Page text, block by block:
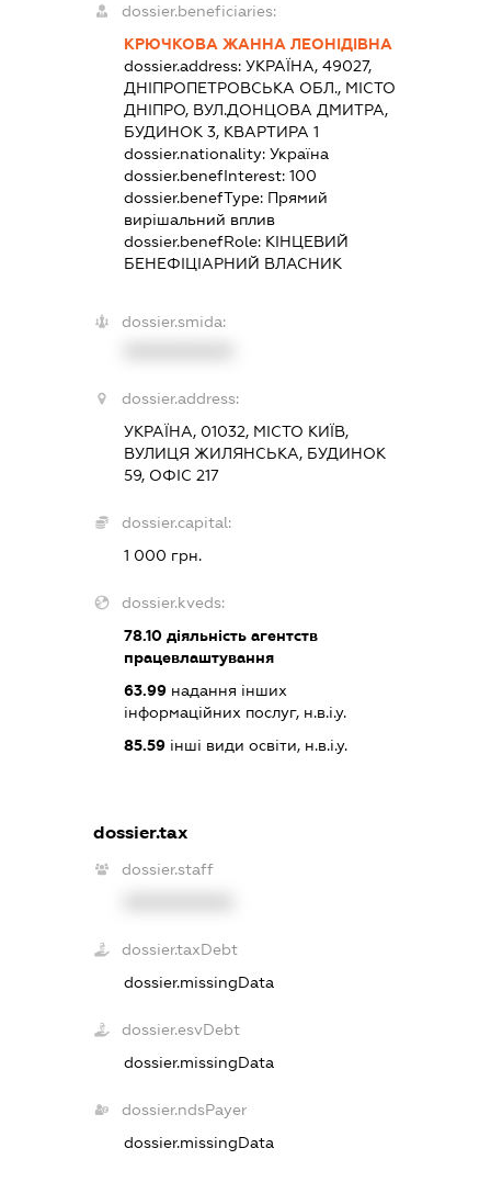
dossier.beneficiaries:
КРЮЧКОВА ЖАННА ЛЕОНІДІВНА
dossier.address:УКРАЇНА, 49027,
ДНІПРОПЕТРОВСЬКА ОБЛ., МІСТО
ДНІПРО, ВУЛ.ДОНЦОВА ДМИТРА,
БУДИНОК 3, КВАРТИРА 1
dossier.nationality:Україна
dossier.benefInterest:100
dossier.benefType: Прямий
вирішальний вплив
dossier.benefRole: КІНЦЕВИЙ
БЕНЕФІЦІАРНИЙ ВЛАСНИК
dossier.smida:
dossier.address:
УКРАЇНА, 01032, МІСТО КИЇВ,
ВУЛИЦЯ ЖИЛЯНСЬКА, БУДИНОК
59, ОФІС 217
dossier.capital:
1 000 грн.
dossier.kveds:
78.10 діяльність агентств
працевлаштування
63.99 надання інших
інформаційних послуг, н.в.і.у.
85.59 інші види освіти, н.в.і.у.
dossier.tax
dossier.staff
dossier.taxDebt
dossier.missingData
dossier.esvDebt
dossier.missingData
dossier.ndsPayer
dossier.missingData